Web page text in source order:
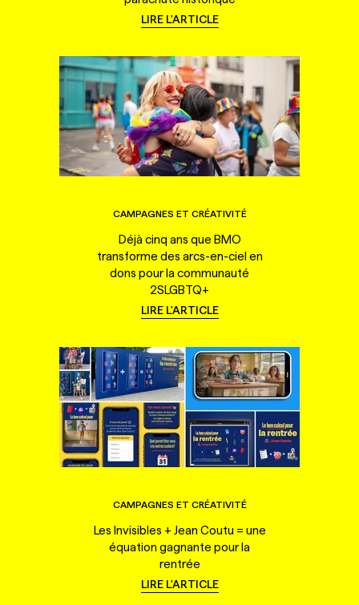
LIRE L'ARTICLE
CAMPAGNES ET CRÉATIVITÉ
Déjà cinq ans que BMO
transforme des arcs-en-ciel en
dons pour la communauté
2SLGBTQ+
LIRE L'ARTICLE
CAMPAGNES ET CRÉATIVITÉ
Les Invisibles + Jean Coutu = une
équation gagnante pour la
rentrée
LIRE L'ARTICLE